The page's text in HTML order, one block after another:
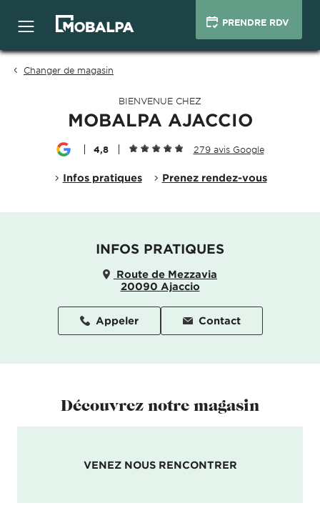
PRENDRE RDV
Changer de magasin
BIENVENUE CHEZ
MOBALPA AJACCIO
4,8 279 avis Google
Infos pratiques Prenez rendez-vous
INFOS PRATIQUES
Route de Mezzavia
20090 Ajaccio
Appeler Contact
Découvrez notre magasin
VENEZ NOUS RENCONTRER